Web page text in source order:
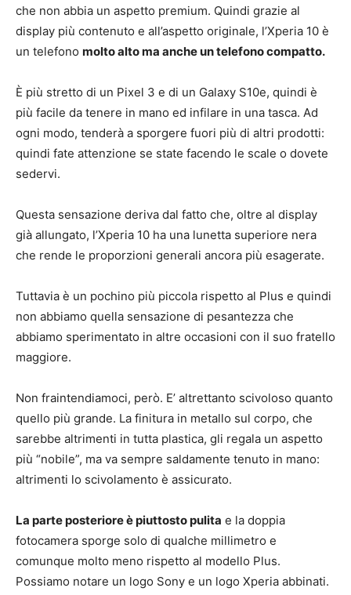
che non abbia un aspetto premium. Quindi grazie al
display più contenuto e all’aspetto originale, l’Xperia 10 è
un telefono molto alto ma anche un telefono compatto.
È più stretto di un Pixel 3 e di un Galaxy S10e, quindi è
più facile da tenere in mano ed infilare in una tasca. Ad
ogni modo, tenderà a sporgere fuori più di altri prodotti:
quindi fate attenzione se state facendo le scale o dovete
sedervi.
Questa sensazione deriva dal fatto che, oltre al display
già allungato, l’Xperia 10 ha una lunetta superiore nera
che rende le proporzioni generali ancora più esagerate.
Tuttavia è un pochino più piccola rispetto al Plus e quindi
non abbiamo quella sensazione di pesantezza che
abbiamo sperimentato in altre occasioni con il suo fratello
maggiore.
Non fraintendiamoci, però. E’ altrettanto scivoloso quanto
quello più grande. La finitura in metallo sul corpo, che
sarebbe altrimenti in tutta plastica, gli regala un aspetto
più “nobile”, ma va sempre saldamente tenuto in mano:
altrimenti lo scivolamento è assicurato.
La parte posteriore è piuttosto pulita e la doppia
fotocamera sporge solo di qualche millimetro e
comunque molto meno rispetto al modello Plus.
Possiamo notare un logo Sony e un logo Xperia abbinati.